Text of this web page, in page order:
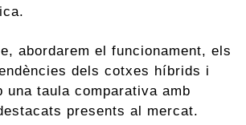
abordarem el funcionament, els
dels cotxes híbrids i
una taula comparativa amb
presents al mercat.